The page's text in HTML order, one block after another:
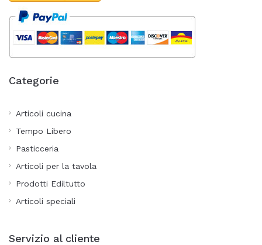
Categorie
Articoli cucina
Tempo Libero
Pasticceria
Articoli per la tavola
Prodotti Ediltutto
Articoli speciali
Servizio al cliente